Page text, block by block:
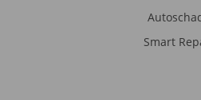
Smart